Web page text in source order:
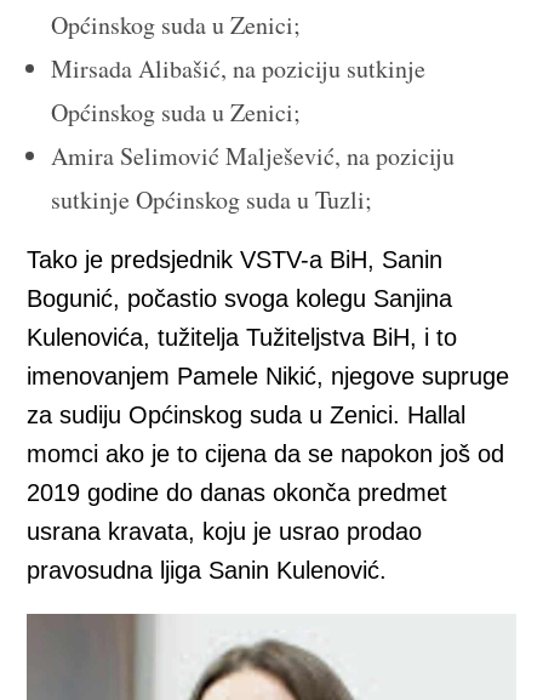
Općinskog suda u Zenici;
Mirsada Alibašić, na poziciju sutkinje
Općinskog suda u Zenici;
Amira Selimović Malješević, na poziciju
sutkinje Općinskog suda u Tuzli;
Tako je predsjednik VSTV-a BiH, Sanin
Bogunić, počastio svoga kolegu Sanjina
Kulenovića, tužitelja Tužiteljstva BiH, i to
imenovanjem Pamele Nikić, njegove supruge
za sudiju Općinskog suda u Zenici. Hallal
momci ako je to cijena da se napokon još od
2019 godine do danas okonča predmet
usrana kravata, koju je usrao prodao
pravosudna ljiga Sanin Kulenović.